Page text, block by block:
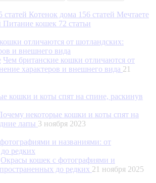
статей Котенок дома 156 статей Мечтаете
Питание кошек 72 статьи
Чем британские кошки отличаются от
характеров и внешнего вида 21
некоторые кошки и коты спят на
лапы 3 ноября 2023
Окрасы кошек с фотографиями и
до редких 21 ноября 2025